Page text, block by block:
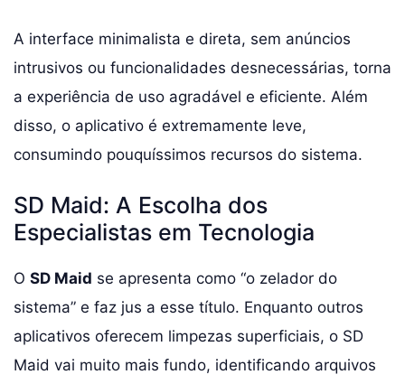
A interface minimalista e direta, sem anúncios
intrusivos ou funcionalidades desnecessárias, torna
a experiência de uso agradável e eficiente. Além
disso, o aplicativo é extremamente leve,
consumindo pouquíssimos recursos do sistema.
SD Maid: A Escolha dos
Especialistas em Tecnologia
O SD Maid se apresenta como “o zelador do
sistema” e faz jus a esse título. Enquanto outros
aplicativos oferecem limpezas superficiais, o SD
Maid vai muito mais fundo, identificando arquivos